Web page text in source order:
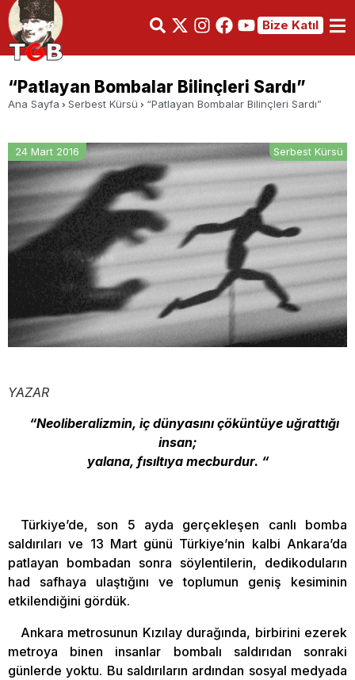
Bize Katıl
“Patlayan Bombalar Bilinçleri Sardı”
Ana Sayfa Serbest Kürsü “Patlayan Bombalar Bilinçleri Sardı”
24 Mart 2016 Serbest Kürsü
YAZAR
“Neoliberalizmin, iç dünyasını çöküntüye uğrattığı
insan;
yalana, fısıltıya mecburdur. “
Türkiye’de, son 5 ayda gerçekleşen canlı bomba
saldırıları ve 13 Mart günü Türkiye’nin kalbi Ankara’da
patlayan bombadan sonra söylentilerin, dedikoduların
had safhaya ulaştığını ve toplumun geniş kesiminin
etkilendiğini gördük.
Ankara metrosunun Kızılay durağında, birbirini ezerek
metroya binen insanlar bombalı saldırıdan sonraki
günlerde yoktu. Bu saldırıların ardından sosyal medyada